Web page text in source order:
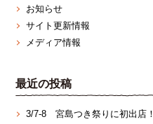
お知らせ
サイト更新情報
メディア情報
最近の投稿
3/7‐8 宮島つき祭りに初出店！